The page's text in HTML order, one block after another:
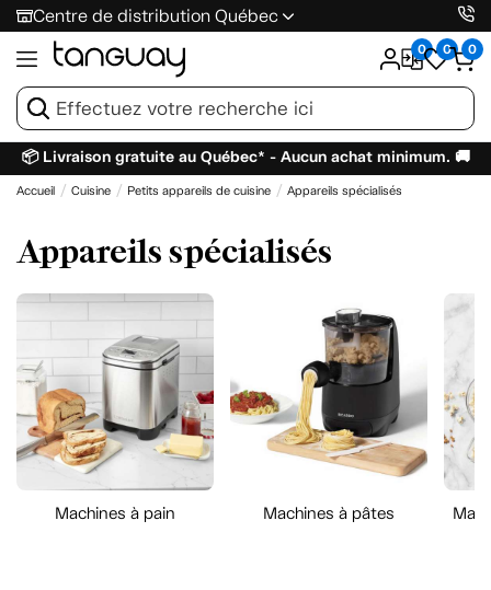
Centre de distribution Québec
0 0 0
📦 Livraison gratuite au Québec* - Aucun achat minimum. 🚚
Accueil Cuisine Petits appareils de cuisine Appareils spécialisés
Appareils spécialisés
Machines à pain Machines à pâtes